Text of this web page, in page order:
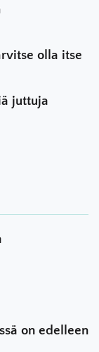
olla itse
juttuja
on edelleen